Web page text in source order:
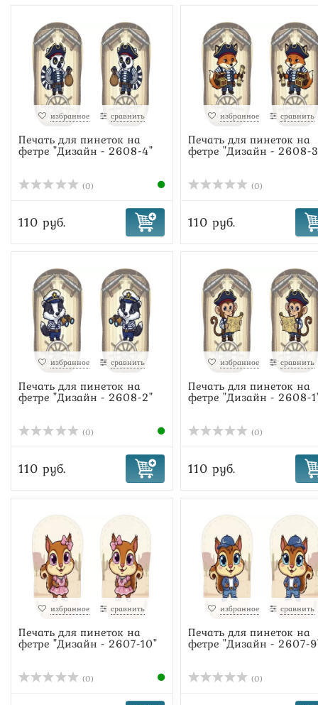
избранное сравнить
Печать для пинеток на
фетре "Дизайн - 2608-4"
(0)
110 руб.
избранное сравнить
Печать для пинеток на
фетре "Дизайн - 2608-
(0)
110 руб.
избранное сравнить
Печать для пинеток на
фетре "Дизайн - 2608-2"
(0)
110 руб.
избранное сравнить
Печать для пинеток на
фетре "Дизайн - 2608-
(0)
110 руб.
избранное сравнить
Печать для пинеток на
фетре "Дизайн - 2607-10"
(0)
избранное сравнить
Печать для пинеток на
фетре "Дизайн - 2607-
(0)